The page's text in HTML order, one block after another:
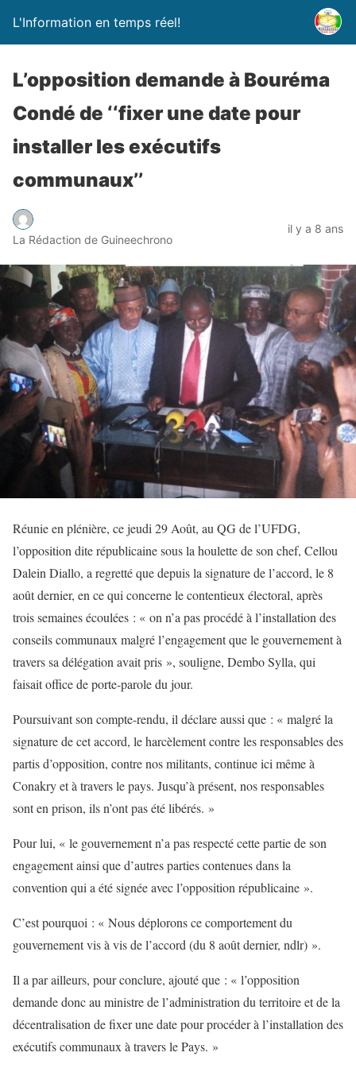
L'Information en temps réel!
L’opposition demande à Bouréma
Condé de ‘‘fixer une date pour
installer les exécutifs
communaux’’
La Rédaction de Guineechrono
il y a 8 ans
Réunie en plénière, ce jeudi 29 Août, au QG de l’UFDG,
l’opposition dite républicaine sous la houlette de son chef, Cellou
Dalein Diallo, a regretté que depuis la signature de l’accord, le 8
août dernier, en ce qui concerne le contentieux électoral, après
trois semaines écoulées : « on n’a pas procédé à l’installation des
conseils communaux malgré l’engagement que le gouvernement à
travers sa délégation avait pris », souligne, Dembo Sylla, qui
faisait office de porte-parole du jour.
Poursuivant son compte-rendu, il déclare aussi que : « malgré la
signature de cet accord, le harcèlement contre les responsables des
partis d’opposition, contre nos militants, continue ici même à
Conakry et à travers le pays. Jusqu’à présent, nos responsables
sont en prison, ils n’ont pas été libérés. »
Pour lui, « le gouvernement n’a pas respecté cette partie de son
engagement ainsi que d’autres parties contenues dans la
convention qui a été signée avec l’opposition républicaine ».
C’est pourquoi : « Nous déplorons ce comportement du
gouvernement vis à vis de l’accord (du 8 août dernier, ndlr) ».
Il a par ailleurs, pour conclure, ajouté que : « l’opposition
demande donc au ministre de l’administration du territoire et de la
décentralisation de fixer une date pour procéder à l’installation des
exécutifs communaux à travers le Pays. »